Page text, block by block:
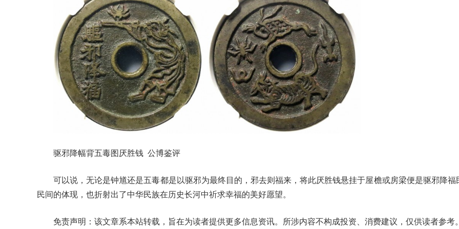
驱邪降幅背五毒图厌胜钱 公博鉴评
可以说，无论是钟馗还是五毒都是以驱邪为最终目的，邪去则福来，将此厌胜钱悬挂于屋檐或房梁便是驱邪降福
民间的体现，也折射出了中华民族在历史长河中祈求幸福的美好愿望。
免责声明：该文章系本站转载，旨在为读者提供更多信息资讯。所涉内容不构成投资、消费建议，仅供读者参考。